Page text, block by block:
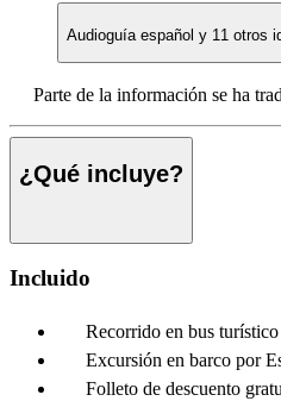
Audioguía español y 11 otros
Parte de la información se ha
¿Qué incluye?
Incluido
Recorrido en bus
Excursión en barco por
Folleto de descuento